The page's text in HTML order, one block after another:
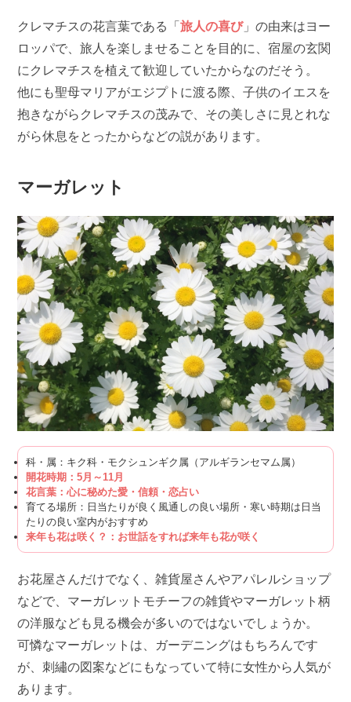
クレマチスの花言葉である「旅人の喜び」の由来はヨー
ロッパで、旅人を楽しませることを目的に、宿屋の玄関
にクレマチスを植えて歓迎していたからなのだそう。
他にも聖母マリアがエジプトに渡る際、子供のイエスを
抱きながらクレマチスの茂みで、その美しさに見とれな
がら休息をとったからなどの説があります。
マーガレット
科・属：キク科・モクシュンギク属（アルギランセマム属）
開花時期：5月～11月
花言葉：心に秘めた愛・信頼・恋占い
育てる場所：日当たりが良く風通しの良い場所・寒い時期は日当
たりの良い室内がおすすめ
来年も花は咲く？：お世話をすれば来年も花が咲く
お花屋さんだけでなく、雑貨屋さんやアパレルショップ
などで、マーガレットモチーフの雑貨やマーガレット柄
の洋服なども見る機会が多いのではないでしょうか。
可憐なマーガレットは、ガーデニングはもちろんです
が、刺繡の図案などにもなっていて特に女性から人気が
あります。